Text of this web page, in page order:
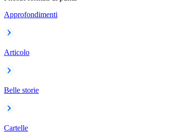
Approfondimenti
Articolo
Belle storie
Cartelle